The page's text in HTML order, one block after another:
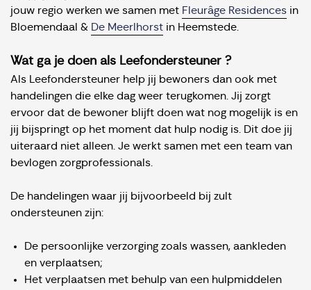
jouw regio werken we samen met Fleurâge Residences in
Bloemendaal & De Meerlhorst in Heemstede.
Wat ga je doen als Leefondersteuner ?
Als Leefondersteuner help jij bewoners dan ook met
handelingen die elke dag weer terugkomen. Jij zorgt
ervoor dat de bewoner blijft doen wat nog mogelijk is en
jij bijspringt op het moment dat hulp nodig is. Dit doe jij
uiteraard niet alleen. Je werkt samen met een team van
bevlogen zorgprofessionals.
De handelingen waar jij bijvoorbeeld bij zult
ondersteunen zijn:
De persoonlijke verzorging zoals wassen, aankleden
en verplaatsen;
Het verplaatsen met behulp van een hulpmiddelen